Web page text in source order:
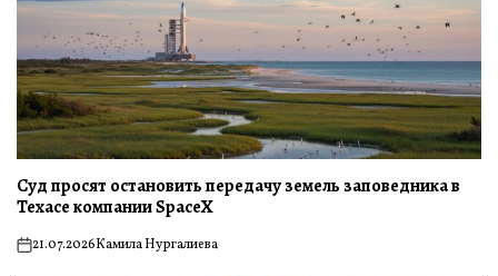
Суд просят остановить передачу земель заповедника в
Техасе компании SpaceX
on21.07.2026Камила Нургалиева